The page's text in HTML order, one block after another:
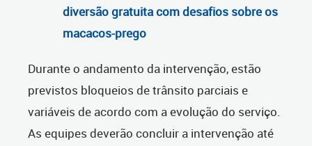
diversão gratuita com desafios sobre os
macacos-prego
Durante o andamento da intervenção, estão
previstos bloqueios de trânsito parciais e
variáveis de acordo com a evolução do serviço.
As equipes deverão concluir a intervenção até